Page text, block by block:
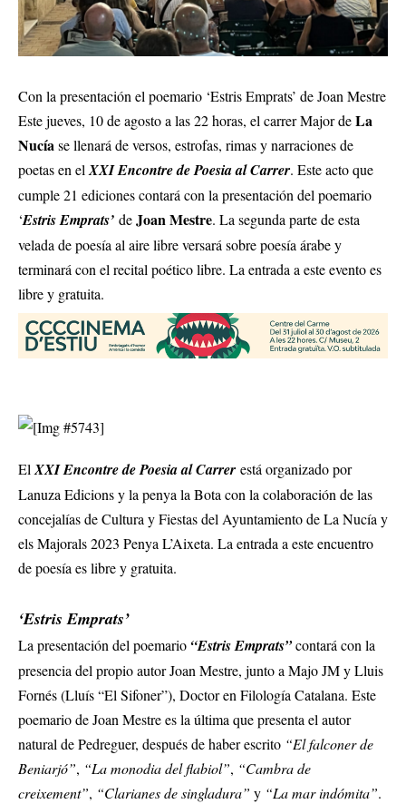
Con la presentación el poemario ‘Estris Emprats’ de Joan Mestre
Este jueves, 10 de agosto a las 22 horas, el carrer Major deLa
Nucíase llenará de versos, estrofas, rimas y narraciones de
poetas en el XXI Encontre de Poesia al Carrer. Este acto que
cumple 21 ediciones contará con la presentación del poemario
‘Estris Emprats’ deJoan Mestre. La segunda parte de esta
velada de poesía al aire libre versará sobre poesía árabe y
terminará con el recital poético libre. La entrada a este evento es
libre y gratuita.
ElXXI Encontre de Poesia al Carrer está organizado por
Lanuza Edicions y la penya la Bota con la colaboración de las
concejalías de Cultura y Fiestas del Ayuntamiento de La Nucía y
els Majorals 2023 Penya L’Aixeta. La entrada a este encuentro
de poesía es libre y gratuita.
‘Estris Emprats’
La presentación del poemario “Estris Emprats”contará con la
presencia del propio autor Joan Mestre, junto a Majo JM y Lluis
Fornés (Lluís “El Sifoner”), Doctor en Filología Catalana. Este
poemario de Joan Mestre es la última que presenta el autor
natural de Pedreguer, después de haber escrito “El falconer de
Beniarjó”, “La monodia del flabiol”, “Cambra de
creixement”, “Clarianes de singladura” y “La mar indómita”.